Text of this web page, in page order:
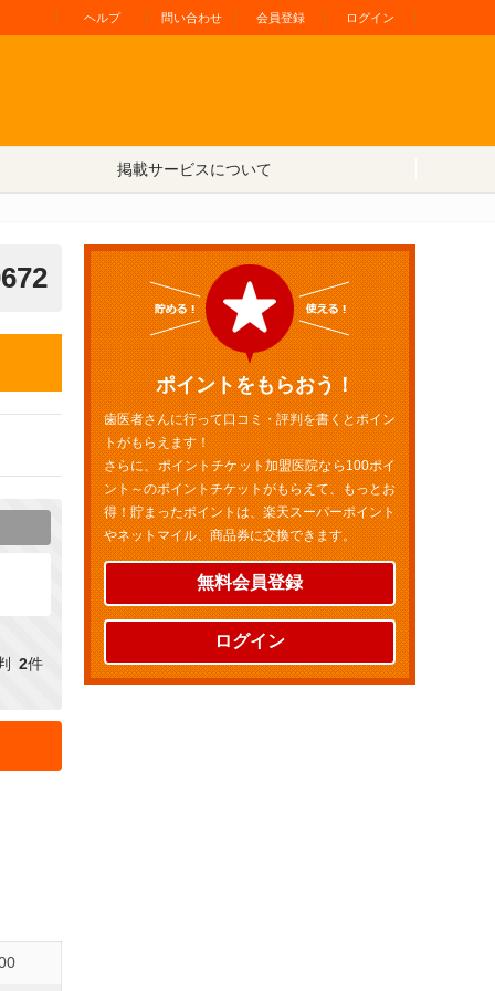
ヘルプ 問い合わせ 会員登録 ログイン
掲載サービスについて
2件
ポイントをもらおう！
歯医者さんに行って口コミ・評判を書くとポイン
トがもらえます！
さらに、ポイントチケット加盟医院なら100ポイ
ント～のポイントチケットがもらえて、もっとお
得！貯まったポイントは、楽天スーパーポイント
やネットマイル、商品券に交換できます。
無料会員登録
ログイン